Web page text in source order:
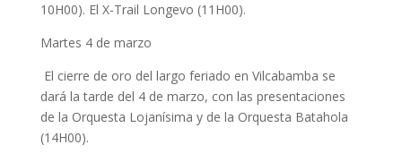
10H00). El X-Trail Longevo (11H00).
Martes 4 de marzo
El cierre de oro del largo feriado en Vilcabamba se
dará la tarde del 4 de marzo, con las presentaciones
de la Orquesta Lojanísima y de la Orquesta Batahola
(14H00).